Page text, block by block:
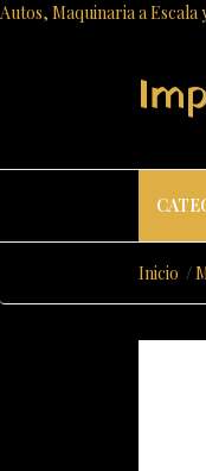
Autos, Maquinaria a Escala
Inicio